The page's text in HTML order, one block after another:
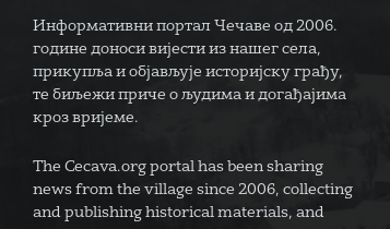
Информативни портал Чечаве од 2006.
године доноси вијести из нашег села,
прикупља и објављује историјску грађу,
те биљежи приче о људима и догађајима
кроз вријеме.
The Cecava.org portal has been sharing
news from the village since 2006, collecting
and publishing historical materials, and